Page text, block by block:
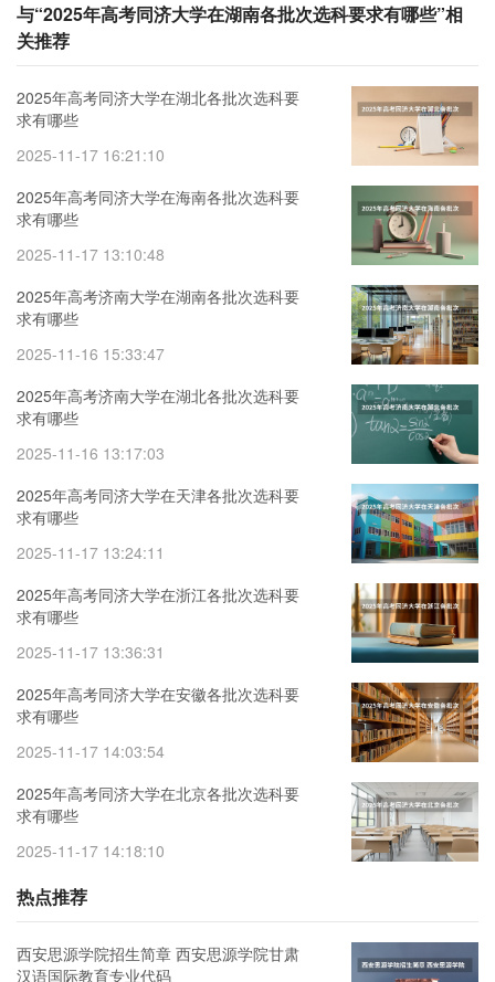
与“2025年高考同济大学在湖南各批次选科要求有哪些”相
关推荐
2025年高考同济大学在湖北各批次选科要
求有哪些
2025-11-17 16:21:10
2025年高考同济大学在海南各批次选科要
求有哪些
2025-11-17 13:10:48
2025年高考济南大学在湖南各批次选科要
求有哪些
2025-11-16 15:33:47
2025年高考济南大学在湖北各批次选科要
求有哪些
2025-11-16 13:17:03
2025年高考同济大学在天津各批次选科要
求有哪些
2025-11-17 13:24:11
2025年高考同济大学在浙江各批次选科要
求有哪些
2025-11-17 13:36:31
2025年高考同济大学在安徽各批次选科要
求有哪些
2025-11-17 14:03:54
2025年高考同济大学在北京各批次选科要
求有哪些
2025-11-17 14:18:10
热点推荐
西安思源学院招生简章 西安思源学院甘肃
汉语国际教育专业代码